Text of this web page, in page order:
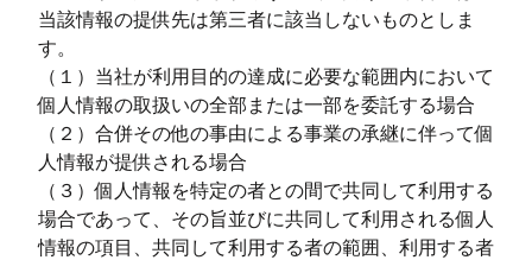
当該情報の提供先は第三者に該当しないものとしま
す。
（１）当社が利用目的の達成に必要な範囲内において
個人情報の取扱いの全部または一部を委託する場合
（２）合併その他の事由による事業の承継に伴って個
人情報が提供される場合
（３）個人情報を特定の者との間で共同して利用する
場合であって、その旨並びに共同して利用される個人
情報の項目、共同して利用する者の範囲、利用する者